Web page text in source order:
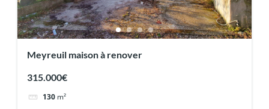
Meyreuil maison à renover
315.000€
130 m²